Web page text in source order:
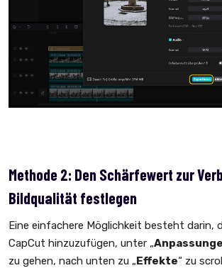
Methode 2: Den Schärfewert zur
Bildqualität festlegen
Eine einfachere Möglichkeit besteht darin,
CapCut hinzuzufügen, unter „
zu gehen, nach unten zu „Effekte“ zu